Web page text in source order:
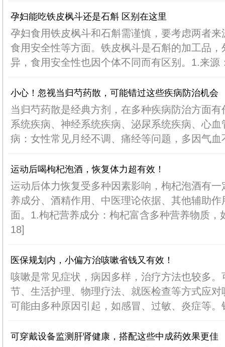
孕妇能吃铁皮枫斗还是石斛 区别在这里
孕妇食用铁皮枫斗和石斛需谨慎，要考虑两者
食用安全性等方面。铁皮枫斗是石斛的加工品
异，食用安全性也因个体不同而有区别。1.来源
小心！忽视当归芍药散，可能错过这些疾病防治机会
当归芍药散是经典方剂，在多种疾病防治方面
系统疾病、神经系统疾病、泌尿系统疾病、心
病：女性常见月经不调、痛经等问题，多因气血
运动后喝枸杞泡酒，恢复体力超有效！
运动后体力恢复受多种因素影响，枸杞泡酒有
养成分、酒精作用、中医理论依据、其他辅助
面。1.枸杞营养成分：枸杞富含多种营养物质，
18]
医保规划内，小偏方治咳嗽省钱又有效！
咳嗽是常见症状，病因多样，治疗方法也较多
节、生活护理、物理疗法、就医检查等方式应
可能由多种原因引起，如感冒、过敏、炎症等。
可穿戴设备监测肝肾健康，搭配这些中成药效果更佳